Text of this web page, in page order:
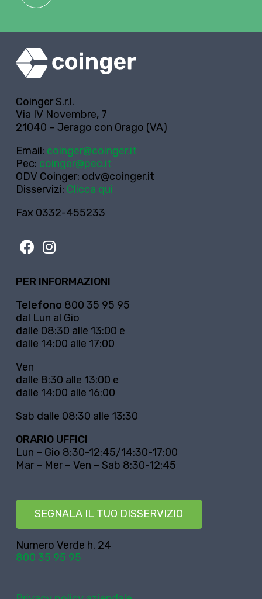
Coinger S.r.l.
Via IV Novembre, 7
21040 – Jerago con Orago (VA)
Email: coinger@coinger.it
Pec: coinger@pec.it
ODV Coinger: odv@coinger.it
Disservizi: Clicca qui
Fax 0332-455233
PER INFORMAZIONI
Telefono 800 35 95 95
dal Lun al Gio
dalle 08:30 alle 13:00 e
dalle 14:00 alle 17:00
Ven
dalle 8:30 alle 13:00 e
dalle 14:00 alle 16:00
Sab dalle 08:30 alle 13:30
ORARIO UFFICI
Lun – Gio 8:30-12:45/14:30-17:00
Mar – Mer – Ven – Sab 8:30-12:45
SEGNALA IL TUO DISSERVIZIO
Numero Verde h. 24
800 35 95 95